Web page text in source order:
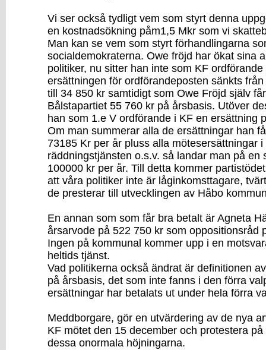
Vi ser också tydligt vem som styrt denna
en kostnadsökning påm1,5 Mkr som vi
Man kan se vem som styrt förhandlingarna
socialdemokraterna. Owe fröjd har ökat sina
politiker, nu sitter han inte som KF
ersättningen för ordförandeposten sänkts
till 34 850 kr samtidigt som Owe Fröjd själv
Bålstapartiet 55 760 kr på årsbasis. Utöver
han som 1.e V ordförande i KF en ersättning
Om man summerar alla de ersättningar han
73185 Kr per år pluss alla mötesersättningar i
räddningstjänsten o.s.v. så landar man på en
100000 kr per år. Till detta kommer
att våra politiker inte är låginkomsttagare,
de presterar till utvecklingen av Håbo
En annan som som får bra betalt är Agneta
årsarvode på 522 750 kr som oppositionsråd
Ingen på kommunal kommer upp i en
heltids tjänst.
Vad politikerna också ändrat är definitionen
på årsbasis, det som inte fanns i den förra
ersättningar har betalats ut under hela förra
Meddborgare, gör en utvärdering av de nya
KF mötet den 15 december och protestera
dessa onormala höjningarna.